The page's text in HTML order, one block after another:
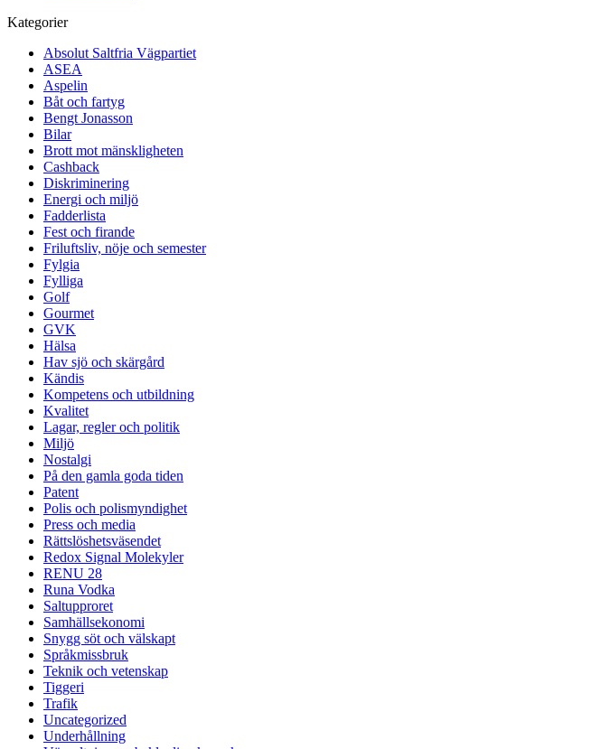
Kategorier
Absolut Saltfria Vägpartiet
ASEA
Aspelin
Båt och fartyg
Bengt Jonasson
Bilar
Brott mot mänskligheten
Cashback
Diskriminering
Energi och miljö
Fadderlista
Fest och firande
Friluftsliv, nöje och semester
Fylgia
Fylliga
Golf
Gourmet
GVK
Hälsa
Hav sjö och skärgård
Kändis
Kompetens och utbildning
Kvalitet
Lagar, regler och politik
Miljö
Nostalgi
På den gamla goda tiden
Patent
Polis och polismyndighet
Press och media
Rättslöshetsväsendet
Redox Signal Molekyler
RENU 28
Runa Vodka
Saltupproret
Samhällsekonomi
Snygg söt och välskapt
Språkmissbruk
Teknik och vetenskap
Tiggeri
Trafik
Uncategorized
Underhållning